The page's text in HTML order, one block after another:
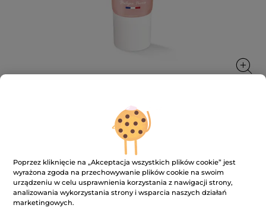
Uniwersalna baza rozświetlająca 30
ml
Przygotowuje do makijażu i rozświetla
30 ml
4.5 ★★★★★
★★★★★ (408) DODAJ RECENZJĘ
Poprzez kliknięcie na „Akceptacja wszystkich plików cookie” jest
wyrażona zgoda na przechowywanie plików cookie na swoim
urządzeniu w celu usprawnienia korzystania z nawigacji strony,
analizowania wykorzystania strony i wsparcia naszych działań
marketingowych.